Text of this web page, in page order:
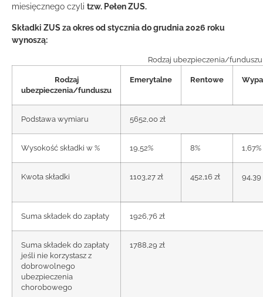
miesięcznego czyli tzw. Pełen ZUS.
Składki ZUS za okres od stycznia do grudnia 2026 roku
wynoszą:
Rodzaj ubezpieczenia/funduszu
Rodzaj
ubezpieczenia/funduszu
Emerytalne Rentowe
Podstawa wymiaru 5652,00 zł
Wysokość składki w % 19,52% 8% 1,67%
Kwota składki 1103,27 zł 452,16 zł 94,39
Suma składek do zapłaty 1926,76 zł
Suma składek do zapłaty
jeśli nie korzystasz z
dobrowolnego
ubezpieczenia
chorobowego
1788,29 zł